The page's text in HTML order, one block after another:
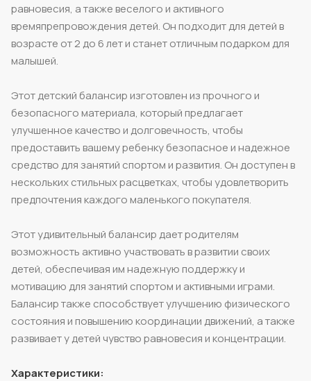
равновесия, а также веселого и активного
времяпрепровождения детей. Он подходит для детей в
возрасте от 2 до 6 лет и станет отличным подарком для
малышей.
Этот детский балансир изготовлен из прочного и
безопасного материала, который предлагает
улучшенное качество и долговечность, чтобы
предоставить вашему ребенку безопасное и надежное
средство для занятий спортом и развития. Он доступен в
нескольких стильных расцветках, чтобы удовлетворить
предпочтения каждого маленького покупателя.
Этот удивительный балансир дает родителям
возможность активно участвовать в развитии своих
детей, обеспечивая им надежную поддержку и
мотивацию для занятий спортом и активными играми.
Балансир также способствует улучшению физического
состояния и повышению координации движений, а также
развивает у детей чувство равновесия и концентрации.
Характеристики: